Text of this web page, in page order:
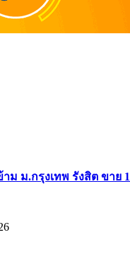
าม ม.กรุงเทพ รังสิต ขาย